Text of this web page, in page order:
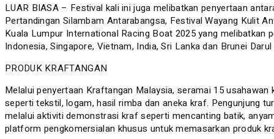
LUAR BIASA – Festival kali ini juga melibatkan penyertaan
Pertandingan Silambam Antarabangsa, Festival Wayang Kulit
Kuala Lumpur International Racing Boat 2025 yang melibatkan
Indonesia, Singapore, Vietnam, India, Sri Lanka dan Brunei Darul
PRODUK KRAFTANGAN
Melalui penyertaan Kraftangan Malaysia, seramai 15
seperti tekstil, logam, hasil rimba dan aneka kraf. Pengunjung
melalui aktiviti demonstrasi kraf seperti mencanting batik,
platform pengkomersialan khusus untuk memasarkan produk